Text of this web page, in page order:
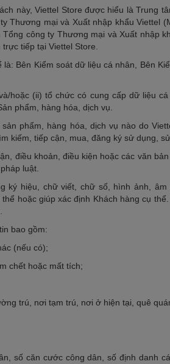
này, Viettel Store được hiểu là Trung
Thương mại và Xuất nhập khẩu Viettel
công ty Thương mại và Xuất nhập
tiếp tại Viettel Store.
Bên Kiểm soát dữ liệu cá nhân, Bên
hoặc (ii) tổ chức có cung cấp dữ liệu
phẩm, hàng hóa, dịch vụ.
phẩm, hàng hóa, dịch vụ nào do
kiếm, tiếp cận, mua, đăng ký sử dụng,
điều khoản, điều kiện hoặc các văn
luật.
ký hiệu, chữ viết, chữ số, hình ảnh,
hoặc giúp xác định Khách hàng cụ
bao gồm:
(nếu có);
chết hoặc mất tích;
trú, nơi tạm trú, nơi ở hiện tại, quê
số căn cước công dân, số định danh